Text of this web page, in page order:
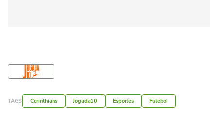
TAGS Corinthians Jogada10 Esportes Futebol